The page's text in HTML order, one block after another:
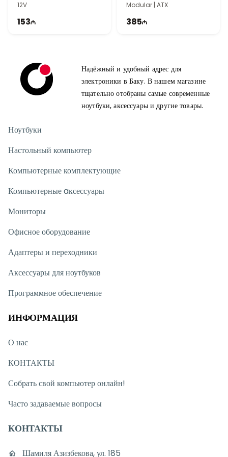
12V
153
Modular | ATX
385
Надёжный и удобный адрес для
электроники в Баку. В нашем магазине
тщательно отобраны самые современные
ноутбуки, аксессуары и другие товары.
Ноутбуки
Настольный компьютер
Компьютерные комплектующие
Компьютерные aксессуары
Мониторы
Офисное оборудование
Адаптеры и переходники
Аксессуары для ноутбуков
Программное обеспечение
ИНФОРМАЦИЯ
О нас
КОНТАКТЫ
Собрать свой компьютер онлайн!
Часто задаваемые вопросы
КОНТАКТЫ
Шамиля Азизбекова, ул. 185